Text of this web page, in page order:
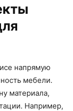
напрямую
мебели.
материала,
Например,